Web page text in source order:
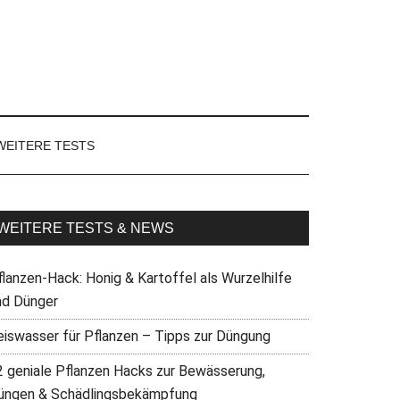
TESTS
TESTS & NEWS
Hack: Honig & Kartoffel als Wurzelhilfe
Dünger
für Pflanzen – Tipps zur Düngung
geniale Pflanzen Hacks zur Bewässerung,
& Schädlingsbekämpfung